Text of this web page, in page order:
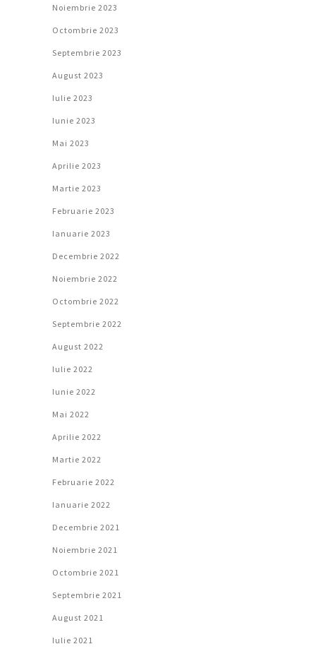
Noiembrie 2023
Octombrie 2023
Septembrie 2023
August 2023
Iulie 2023
Iunie 2023
Mai 2023
Aprilie 2023
Martie 2023
Februarie 2023
Ianuarie 2023
Decembrie 2022
Noiembrie 2022
Octombrie 2022
Septembrie 2022
August 2022
Iulie 2022
Iunie 2022
Mai 2022
Aprilie 2022
Martie 2022
Februarie 2022
Ianuarie 2022
Decembrie 2021
Noiembrie 2021
Octombrie 2021
Septembrie 2021
August 2021
Iulie 2021